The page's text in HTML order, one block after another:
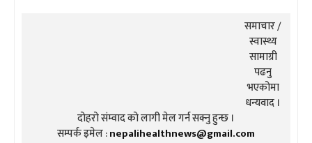
समाचार /
स्वास्थ्य
सामाग्री
पढनु
भएकोमा
धन्यवाद ।
दोहरो संम्वाद को लागी मेल गर्न सक्नु हुन्छ ।
सम्पर्क इमेल :nepalihealthnews@gmail.com